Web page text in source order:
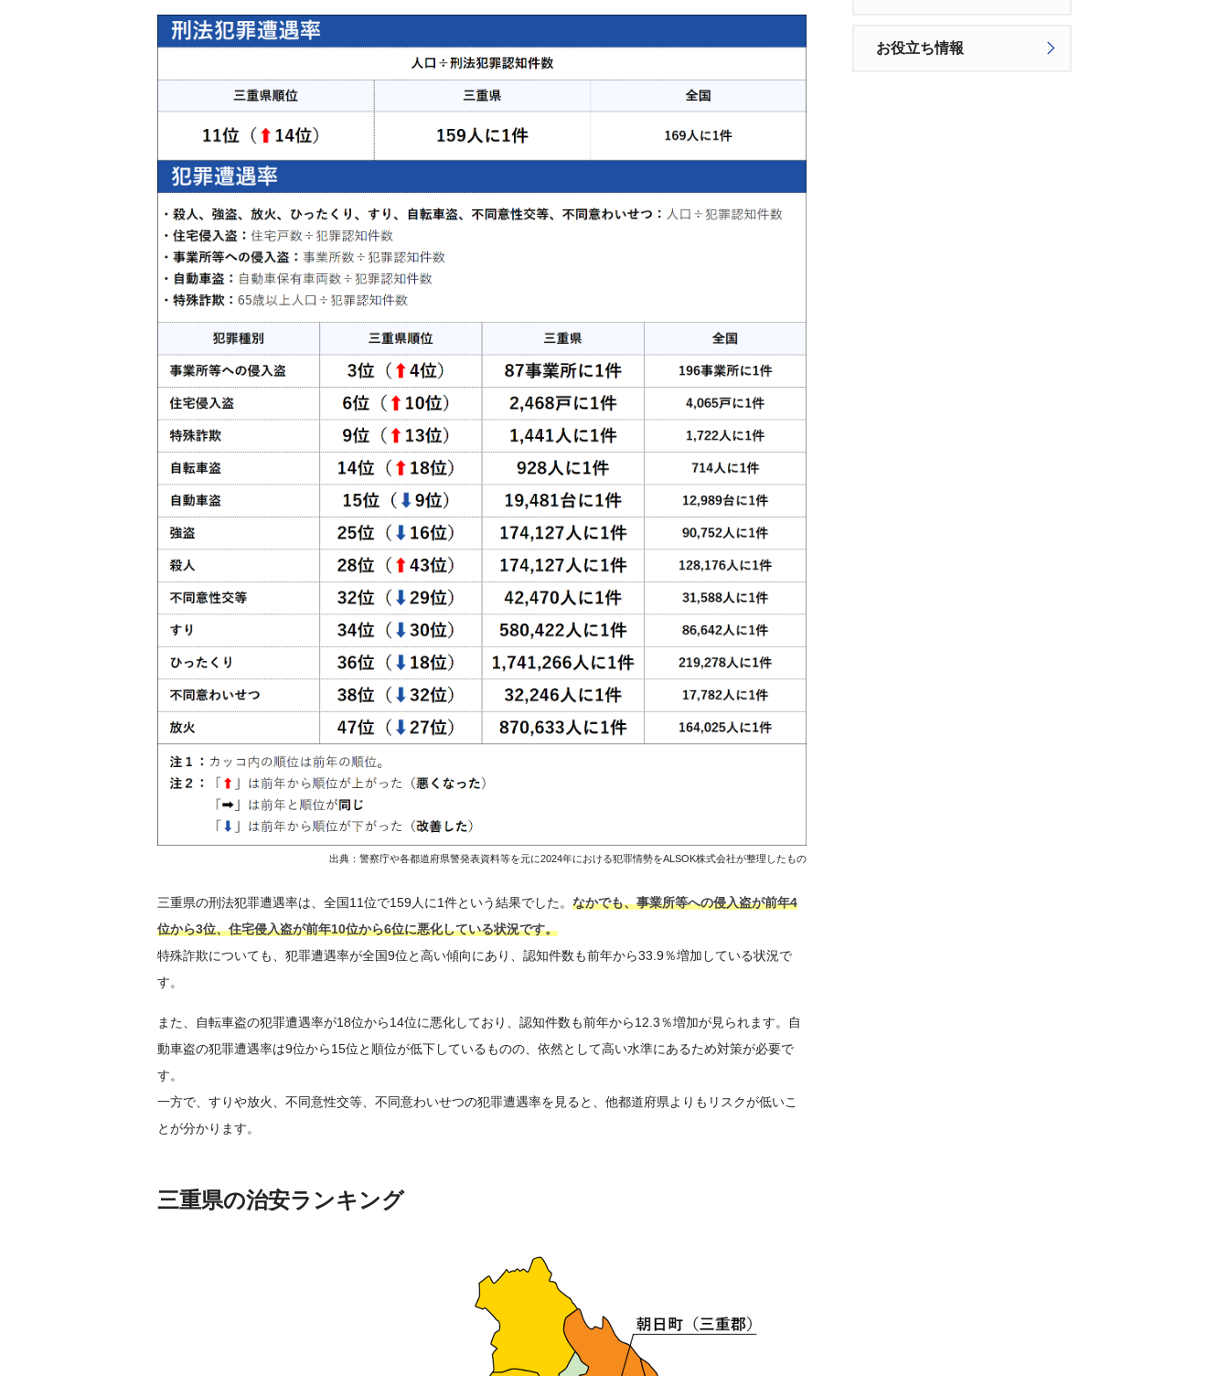
出典：警察庁や各都道府県警発表資料等を元に2024年における犯罪情勢をALSOK株式会社が整理したもの
三重県の刑法犯罪遭遇率は、全国11位で159人に1件という結果でした。 なかでも、事業所等への侵入盗が前年4
位から3位、住宅侵入盗が前年10位から6位に悪化している状況です。
特殊詐欺についても、犯罪遭遇率が全国9位と高い傾向にあり、認知件数も前年から33.9％増加している状況で
す。
また、自転車盗の犯罪遭遇率が18位から14位に悪化しており、認知件数も前年から12.3％増加が見られます。自
動車盗の犯罪遭遇率は9位から15位と順位が低下しているものの、依然として高い水準にあるため対策が必要で
す。
一方で、すりや放火、不同意性交等、不同意わいせつの犯罪遭遇率を見ると、他都道府県よりもリスクが低いこ
とが分かります。
三重県の治安ランキング
お役立ち情報